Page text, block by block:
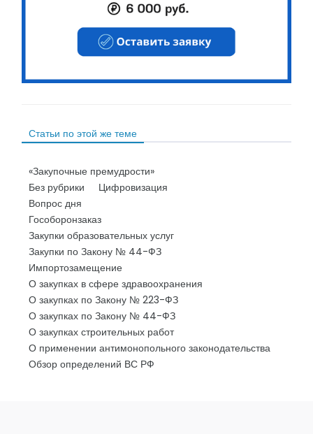
Статьи по этой же теме
«Закупочные премудрости»
Без рубрики
Цифровизация
Вопрос дня
Гособоронзаказ
Закупки образовательных услуг
Закупки по Закону № 44-ФЗ
Импортозамещение
О закупках в сфере здравоохранения
О закупках по Закону № 223-ФЗ
О закупках по Закону № 44-ФЗ
О закупках строительных работ
О применении антимонопольного законодательства
Обзор определений ВС РФ